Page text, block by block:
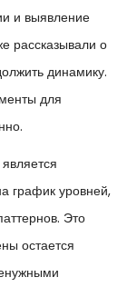
и выявление
рассказывали о
динамику.
для
график уровней,
Это
остается